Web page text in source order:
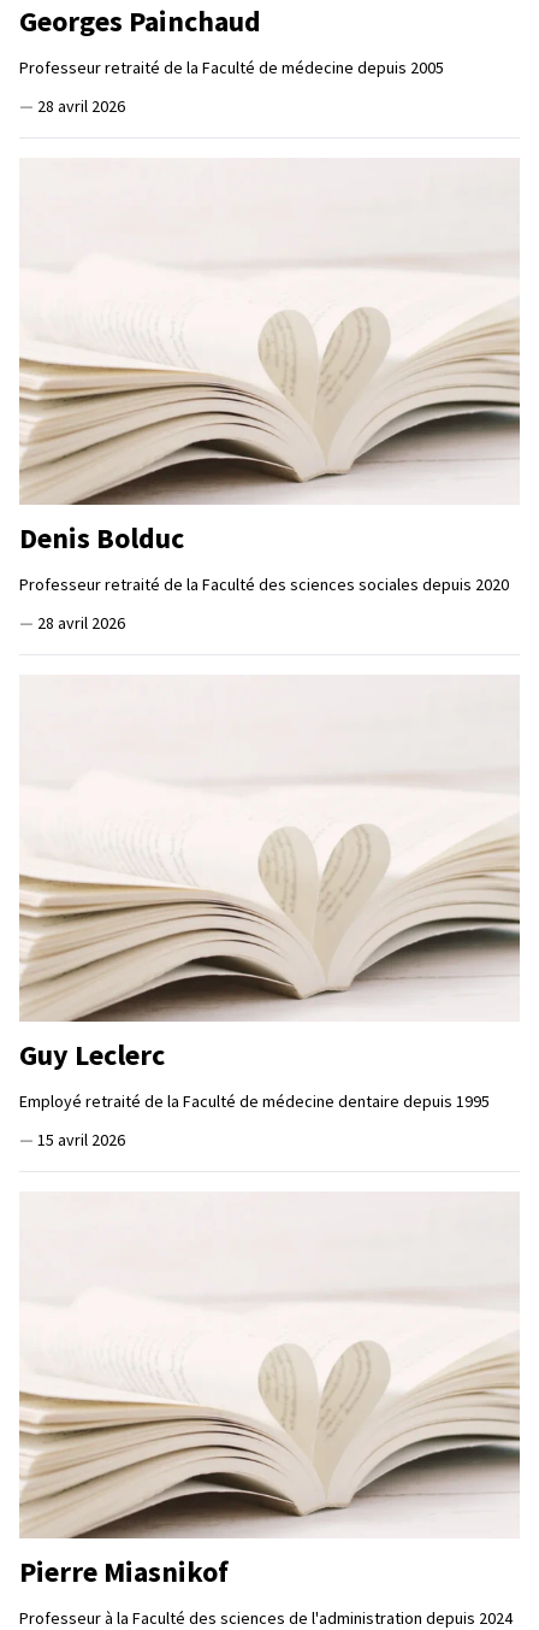
Georges Painchaud
Professeur retraité de la Faculté de médecine depuis 2005
— 28 avril 2026
Denis Bolduc
Professeur retraité de la Faculté des sciences sociales depuis 2020
— 28 avril 2026
Guy Leclerc
Employé retraité de la Faculté de médecine dentaire depuis 1995
— 15 avril 2026
Pierre Miasnikof
Professeur à la Faculté des sciences de l'administration depuis 2024